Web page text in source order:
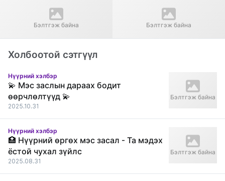
Өмнөх нийтлэл
Лидерс арьс судлалын
эмнэлэг - 2025 оны иж бүрэн
Бэлтгэж байна
Дараагийн нийтлэл
Хамрын гоо засал ба нүүрний
хэлбэр (хацар, эрүү) нэгэн
Бэлтгэж байна
Холбоотой сэтгүүл
Нүүрний хэлбэр
💫 Мэс заслын дараах бодит
өөрчлөлтүүд 💫
2025.10.31
Бэлтгэж байна
Нүүрний хэлбэр
🏥 Нүүрний өргөх мэс засал - Та мэдэх
ёстой чухал зүйлс
2025.08.31
Бэлтгэж байна